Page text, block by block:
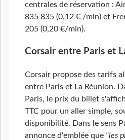
centrales de réservation :
835 835 (0,12 € /min) et
205 (0,20 €/min).
Corsair entre Paris et
Corsair propose des tarifs
entre Paris et La Réunion.
Paris, le prix du billet
TTC pour un aller simple,
disponibilité. Dans le sens
annonce d'emblée que "les